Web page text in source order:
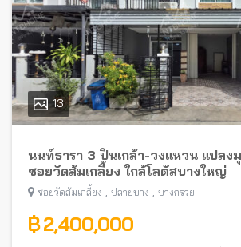
13
นนท์ธารา 3 ปิ่นเกล้า-วงแหวน แปลง
ซอยวัดส้มเกลี้ยง ใกล้โลตัสบางใหญ่
ซอยวัดส้มเกลี้ยง ปลายบาง บางกรวย
฿ 2,400,000